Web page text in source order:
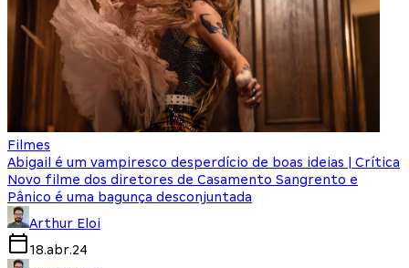
Filmes
Abigail é um vampiresco desperdício de boas ideias | Crítica
Novo filme dos diretores de Casamento Sangrento e
Pânico é uma bagunça desconjuntada
Arthur Eloi
18.abr.24